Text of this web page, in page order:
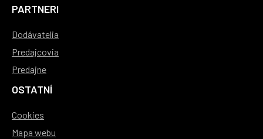
PARTNERI
Dodávatelia
Predajcovia
Predajne
OSTATNÍ
Cookies
Mapa webu